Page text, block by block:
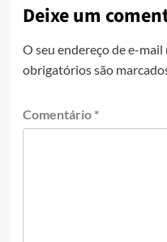
Deixe um
O seu endereço de e-mail
obrigatórios são
Comentário *